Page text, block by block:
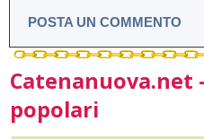
POSTA UN COMMENTO
Catenanuova.net
popolari